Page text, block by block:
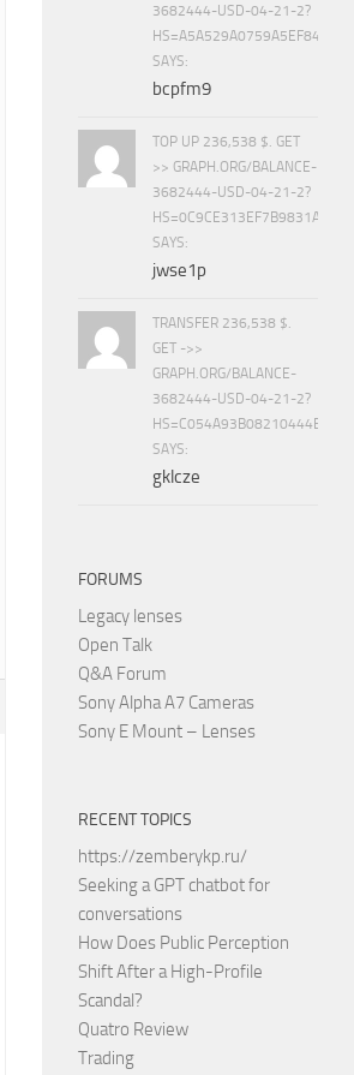
3682444-USD-04-21-2?
SAYS:
bcpfm9
TOP UP 236,538 $. GET
>> GRAPH.ORG/BALANCE-
3682444-USD-04-21-2?
SAYS:
jwse1p
TRANSFER 236,538 $.
GET ->>
GRAPH.ORG/BALANCE-
3682444-USD-04-21-2?
SAYS:
gklcze
FORUMS
Legacy lenses
Open Talk
Q&A Forum
Sony Alpha A7 Cameras
Sony E Mount – Lenses
RECENT TOPICS
https://zemberykp.ru/
Seeking a GPT chatbot for
conversations
How Does Public Perception
Shift After a High-Profile
Scandal?
Quatro Review
Trading